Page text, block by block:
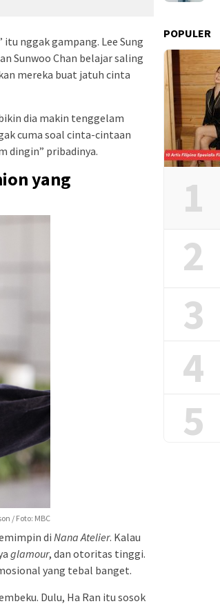
nggak gampang. Lee Sung
Sunwoo Chan belajar saling
mereka buat jatuh cinta
dia makin tenggelam
cuma soal cinta-cintaan
dingin” pribadinya.
yang
/ Foto: MBC
di Nana Atelier. Kalau
glamour, dan otoritas tinggi.
yang tebal banget.
Dulu, Ha Ran itu sosok
POPULER
1
2
3
4
5